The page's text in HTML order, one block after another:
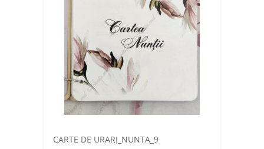
CARTE DE URARI_NUNTA_9